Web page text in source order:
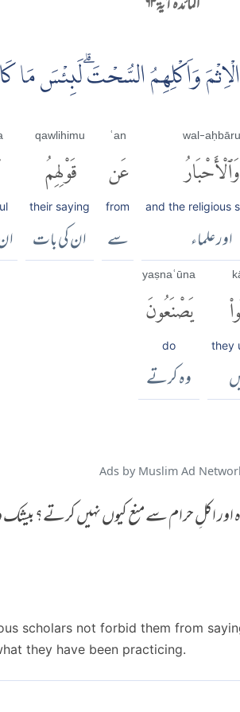
الْاِثْمَ وَاَكْلِهِمُ السُّحْتَۗ لَبِئْسَ مَا
wal-aḥbāru
وَٱلْأَحْبَارُ
and the religious
اور علماء
ʿan
عَن
from
سے
qawlihimu
قَوْلِهِمُ
their saying
ان کی بات
they
yaṣnaʿūna
يَصْنَعُونَ
do
وہ کرتے
Ads by Muslim Ad
اکلِ حرام سے منع کیوں نہیں کرتے؟ بیشک
scholars not forbid them from
they have been practicing.